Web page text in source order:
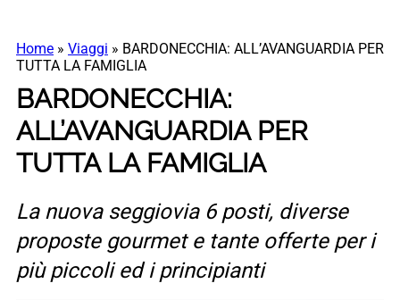
Home » Viaggi » BARDONECCHIA: ALL’AVANGUARDIA PER
TUTTA LA FAMIGLIA
BARDONECCHIA:
ALL’AVANGUARDIA PER
TUTTA LA FAMIGLIA
La nuova seggiovia 6 posti, diverse
proposte gourmet e tante offerte per i
più piccoli ed i principianti